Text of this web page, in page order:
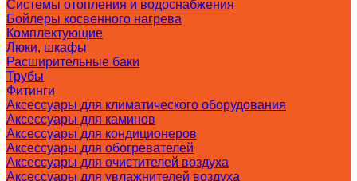
Системы отопления и водоснабжения
Бойлеры косвенного нагрева
Комплектующие
Люки, шкафы
Расширительные баки
Трубы
Фитинги
Аксессуары для климатического оборудования
Аксессуары для каминов
Аксессуары для кондиционеров
Аксессуары для обогревателей
Аксессуары для очистителей воздуха
Аксессуары для увлажнителей воздуха